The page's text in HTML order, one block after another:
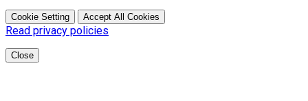
Cookie Setting Accept All Cookies
Read privacy policies
Close